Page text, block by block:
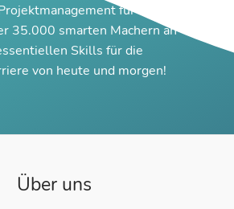
für Macher
35.000 smarten Machern an
Skills für die
von heute und morgen!
Über uns